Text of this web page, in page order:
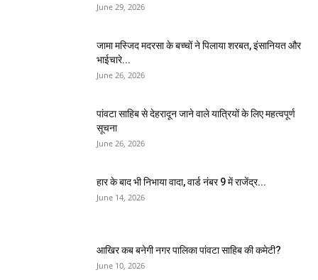
June 29, 2026
जामा मस्जिद मदरसा के बच्चों ने पिलाया शरबत, इंसानियत और
भाईचारे...
June 26, 2026
पांवटा साहिब से देहरादून जाने वाले यात्रियों के लिए महत्वपूर्ण
सूचना
June 26, 2026
हार के बाद भी निभाया वादा, वार्ड नंबर 9 में राजेंद्र...
June 14, 2026
आखिर कब बनेगी नगर पालिका पांवटा साहिब की कमेटी?
June 10, 2026